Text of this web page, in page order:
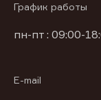
График работы
пн-пт : 09:00-
E-mail